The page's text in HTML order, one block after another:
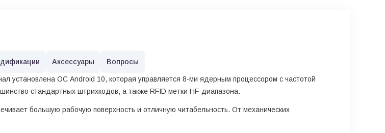
Аксессуары Вопросы
установлена ОС Android 10, которая управляется 8-ми ядерным процессором с частотой
стандартных штрихкодов, а также RFID метки HF-диапазона.
большую рабочую поверхность и отличную читабельность. От механических